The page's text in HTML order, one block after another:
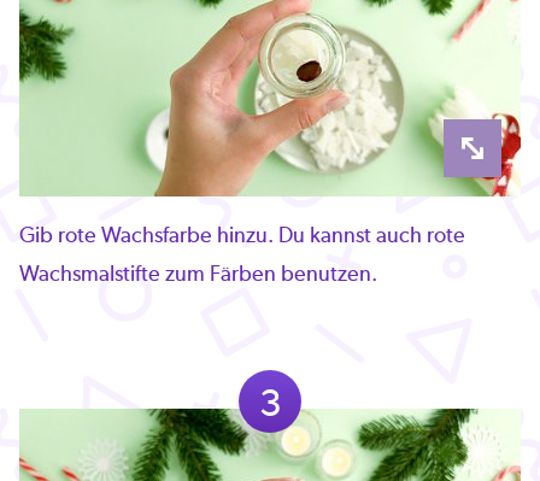
Gib rote Wachsfarbe hinzu. Du kannst auch rote
Wachsmalstifte zum Färben benutzen.
3